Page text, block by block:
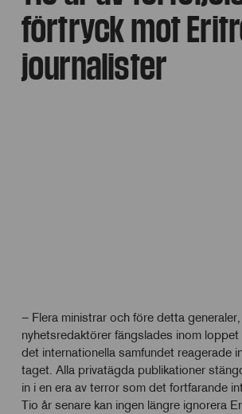
förtryck mot
journalister
– Flera ministrar och före detta
nyhetsredaktörer fängslades inom loppet
det internationella samfundet reagerade
taget. Alla privatägda publikationer
in i en era av terror som det fortfarande
Tio år senare kan ingen längre ignorera